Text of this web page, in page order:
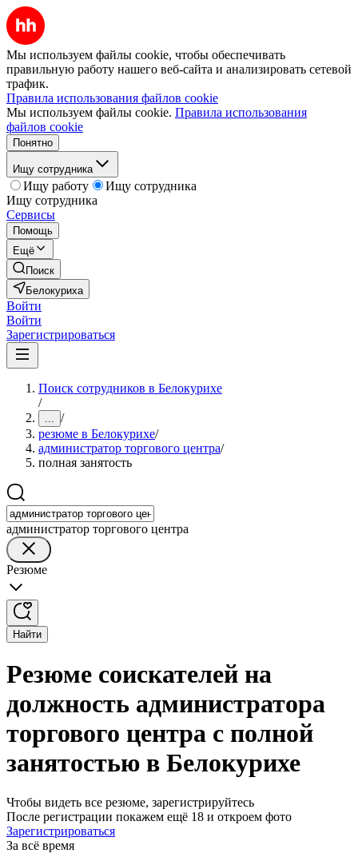
Мы используем файлы cookie, чтобы обеспечивать
правильную работу нашего веб-сайта и анализировать сетевой
трафик.
Правила использования файлов cookie
Мы используем файлы cookie. Правила использования
файлов cookie
Понятно
Ищу сотрудника
Ищу работу
Ищу сотрудника
Ищу сотрудника
Сервисы
Помощь
Ещё
Поиск
Белокуриха
Войти
Войти
Зарегистрироваться
Поиск сотрудников в Белокурихе
/
... /
резюме в Белокурихе/
администратор торгового центра/
полная занятость
администратор торгового центра
Резюме
Найти
Резюме соискателей на
должность администратора
торгового центра с полной
занятостью в Белокурихе
Чтобы видеть все резюме, зарегистрируйтесь
После регистрации покажем ещё 18 и откроем фото
Зарегистрироваться
За всё время